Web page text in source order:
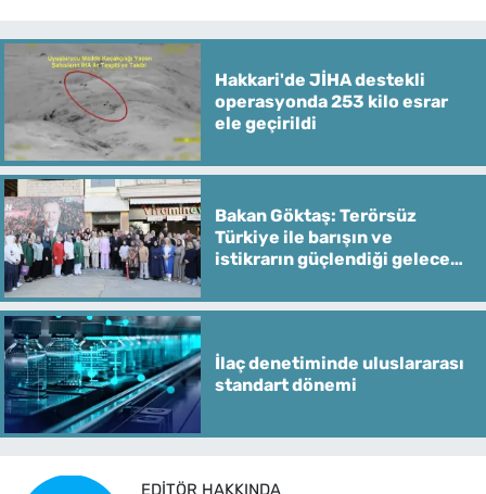
Hakkari'de JİHA destekli
operasyonda 253 kilo esrar
ele geçirildi
Bakan Göktaş: Terörsüz
Türkiye ile barışın ve
istikrarın güçlendiği gelecek
İlaç denetiminde uluslararası
standart dönemi
EDITÖR HAKKINDA